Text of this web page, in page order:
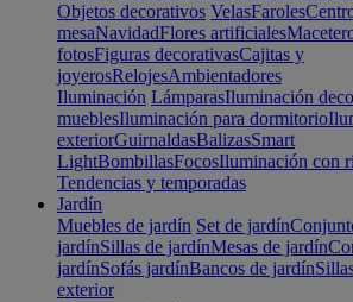
Objetos decorativos VelasFaroles
mesaNavidadFlores artificiales
fotosFiguras decorativasCajitas y
joyerosRelojesAmbientadores
Iluminación LámparasIluminación
mueblesIluminación para dormitorio
exteriorGuirnaldasBalizasSmart
LightBombillasFocosIluminación con
Tendencias y temporadas
Jardín
Muebles de jardín Set de jardín
jardínSillas de jardínMesas de jardín
jardínSofás jardínBancos de jardín
exterior